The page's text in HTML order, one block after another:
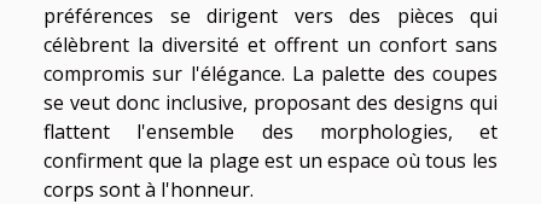
préférences se dirigent vers des pièces qui
célèbrent la diversité et offrent un confort sans
compromis sur l'élégance. La palette des coupes
se veut donc inclusive, proposant des designs qui
flattent l'ensemble des morphologies, et
confirment que la plage est un espace où tous les
corps sont à l'honneur.